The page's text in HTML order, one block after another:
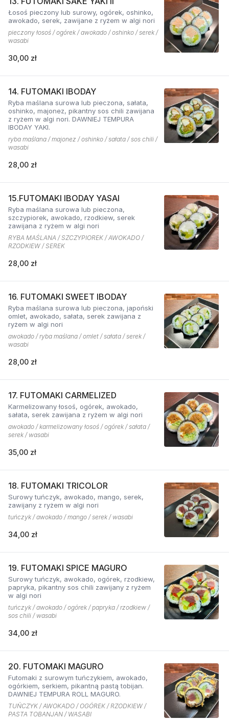
Łosoś pieczony lub surowy, ogórek, oshinko,
awokado, serek, zawijane z ryżem w algi nori
pieczony łosoś / ogórek / awokado / oshinko / serek /
wasabi
30,00 zł
14. FUTOMAKI IBODAY
Ryba maślana surowa lub pieczona, sałata,
oshinko, majonez, pikantny sos chili zawijana
z ryżem w algi nori. DAWNIEJ TEMPURA
IBODAY YAKI.
ryba maślana / majonez / oshinko / sałata / sos chili /
wasabi
28,00 zł
15.FUTOMAKI IBODAY YASAI
Ryba maślana surowa lub pieczona,
szczypiorek, awokado, rzodkiew, serek
zawijana z ryżem w algi nori
RYBA MAŚLANA / SZCZYPIOREK / AWOKADO /
RZODKIEW / SEREK
28,00 zł
16. FUTOMAKI SWEET IBODAY
Ryba maślana surowa lub pieczona, japoński
omlet, awokado, sałata, serek zawijana z
ryżem w algi nori
awokado / ryba maślana / omlet / sałata / serek /
wasabi
28,00 zł
17. FUTOMAKI CARMELIZED
Karmelizowany łosoś, ogórek, awokado,
sałata, serek zawijana z ryżem w algi nori
awokado / karmelizowany łosoś / ogórek / sałata /
serek / wasabi
35,00 zł
18. FUTOMAKI TRICOLOR
Surowy tuńczyk, awokado, mango, serek,
zawijany z ryżem w algi nori
tuńczyk / awokado / mango / serek / wasabi
34,00 zł
19. FUTOMAKI SPICE MAGURO
Surowy tuńczyk, awokado, ogórek, rzodkiew,
papryka, pikantny sos chili zawijany z ryżem
w algi nori
tuńczyk / awokado / ogórek / papryka / rzodkiew /
sos chili / wasabi
34,00 zł
20. FUTOMAKI MAGURO
Futomaki z surowym tuńczykiem, awokado,
ogórkiem, serkiem, pikantną pastą tobijan.
DAWNIEJ TEMPURA ROLL MAGURO.
TUŃCZYK / AWOKADO / OGÓREK / RZODKIEW /
PASTA TOBANJAN / WASABI